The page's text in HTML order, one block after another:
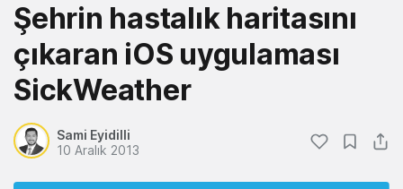
Şehrin hastalık haritasını
çıkaran iOS uygulaması
SickWeather
Sami Eyidilli
10 Aralık 2013